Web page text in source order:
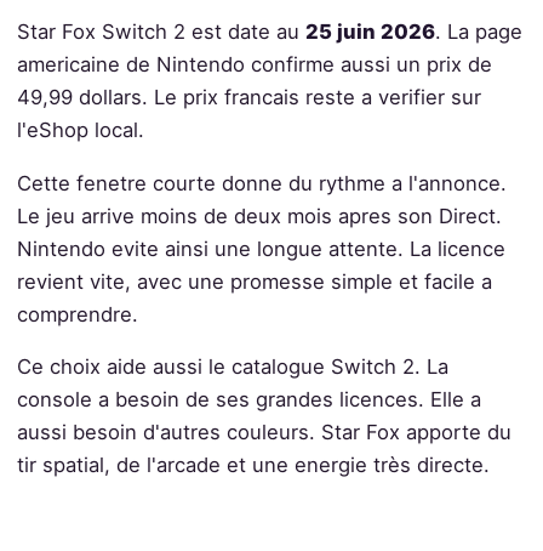
Star Fox Switch 2 est date au 25 juin 2026. La page
americaine de Nintendo confirme aussi un prix de
49,99 dollars. Le prix francais reste a verifier sur
l'eShop local.
Cette fenetre courte donne du rythme a l'annonce.
Le jeu arrive moins de deux mois apres son Direct.
Nintendo evite ainsi une longue attente. La licence
revient vite, avec une promesse simple et facile a
comprendre.
Ce choix aide aussi le catalogue Switch 2. La
console a besoin de ses grandes licences. Elle a
aussi besoin d'autres couleurs. Star Fox apporte du
tir spatial, de l'arcade et une energie très directe.